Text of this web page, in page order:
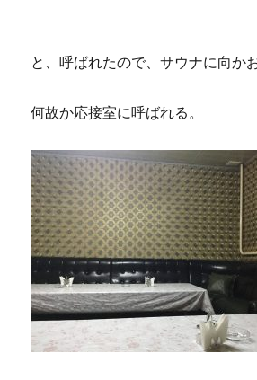
と、呼ばれたので、サウナに向か
何故か応接室に呼ばれる。